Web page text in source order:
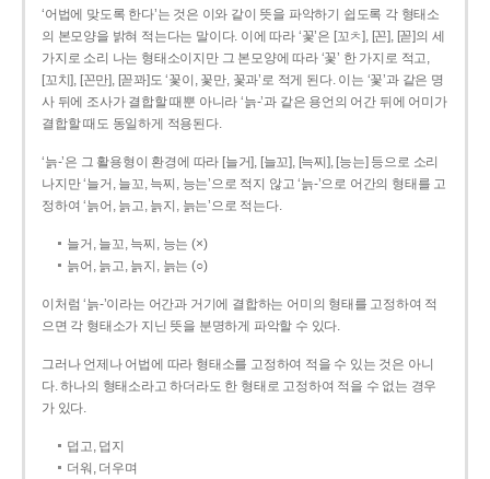
‘어법에 맞도록 한다’는 것은 이와 같이 뜻을 파악하기 쉽도록 각 형태소
의 본모양을 밝혀 적는다는 말이다. 이에 따라 ‘꽃’은 [꼬ㅊ], [꼰], [꼳]의 세
가지로 소리 나는 형태소이지만 그 본모양에 따라 ‘꽃’ 한 가지로 적고,
[꼬치], [꼰만], [꼳꽈]도 ‘꽃이, 꽃만, 꽃과’로 적게 된다. 이는 ‘꽃’과 같은 명
사 뒤에 조사가 결합할 때뿐 아니라 ‘늙-’과 같은 용언의 어간 뒤에 어미가
결합할 때도 동일하게 적용된다.
‘늙-’은 그 활용형이 환경에 따라 [늘거], [늘꼬], [늑찌], [능는] 등으로 소리
나지만 ‘늘거, 늘꼬, 늑찌, 능는’으로 적지 않고 ‘늙-’으로 어간의 형태를 고
정하여 ‘늙어, 늙고, 늙지, 늙는’으로 적는다.
늘거, 늘꼬, 늑찌, 능는 (×)
늙어, 늙고, 늙지, 늙는 (○)
이처럼 ‘늙-­’이라는 어간과 거기에 결합하는 어미의 형태를 고정하여 적
으면 각 형태소가 지닌 뜻을 분명하게 파악할 수 있다.
그러나 언제나 어법에 따라 형태소를 고정하여 적을 수 있는 것은 아니
다. 하나의 형태소라고 하더라도 한 형태로 고정하여 적을 수 없는 경우
가 있다.
덥고, 덥지
더워, 더우며